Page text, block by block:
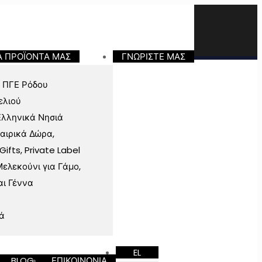
ΠΡΟΪΟΝΤΑ ΜΑΣ
ΠΓΕ Ρόδου
Νησιά
Δώρα,
Private Label
για Γάμο,
Γέννα
ΓΝΩΡΙΣΤΕ ΜΑΣ
EL